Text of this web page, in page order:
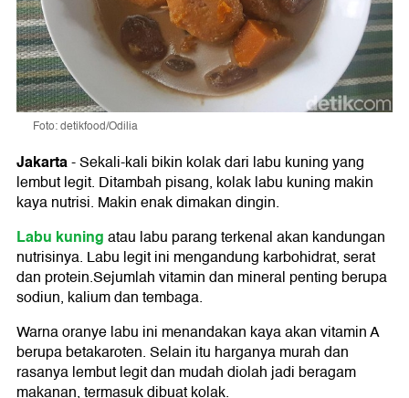
Foto: detikfood/Odilia
Jakarta-Sekali-kali bikin kolak dari labu kuning yang
lembut legit. Ditambah pisang, kolak labu kuning makin
kaya nutrisi. Makin enak dimakan dingin.
Labu kuningatau labu parang terkenal akan kandungan
nutrisinya. Labu legit ini mengandung karbohidrat, serat
dan protein.Sejumlah vitamin dan mineral penting berupa
sodiun, kalium dan tembaga.
Warna oranye labu ini menandakan kaya akan vitamin A
berupa betakaroten. Selain itu harganya murah dan
rasanya lembut legit dan mudah diolah jadi beragam
makanan, termasuk dibuat kolak.